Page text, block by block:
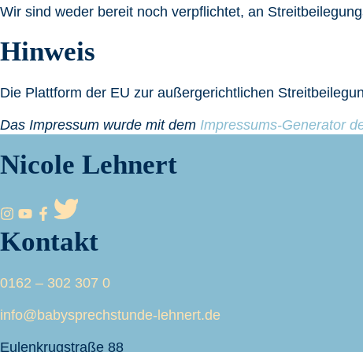
Wir sind weder bereit noch verpflichtet, an
Hinweis
Die Plattform der EU zur außergerichtlichen
Das Impressum wurde mit dem Impressums-Generator
Nicole Lehnert
Kontakt
0162 – 302 307 0
info@babysprechstunde-lehnert.de
Eulenkrugstraße 88